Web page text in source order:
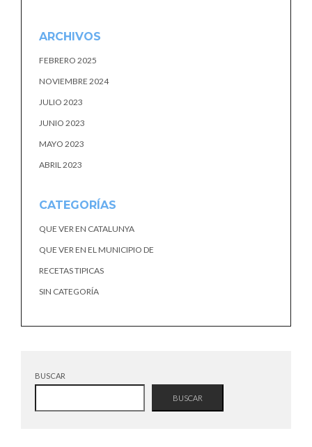
ARCHIVOS
FEBRERO 2025
NOVIEMBRE 2024
JULIO 2023
JUNIO 2023
MAYO 2023
ABRIL 2023
CATEGORÍAS
QUE VER EN CATALUNYA
QUE VER EN EL MUNICIPIO DE
RECETAS TIPICAS
SIN CATEGORÍA
BUSCAR
BUSCAR